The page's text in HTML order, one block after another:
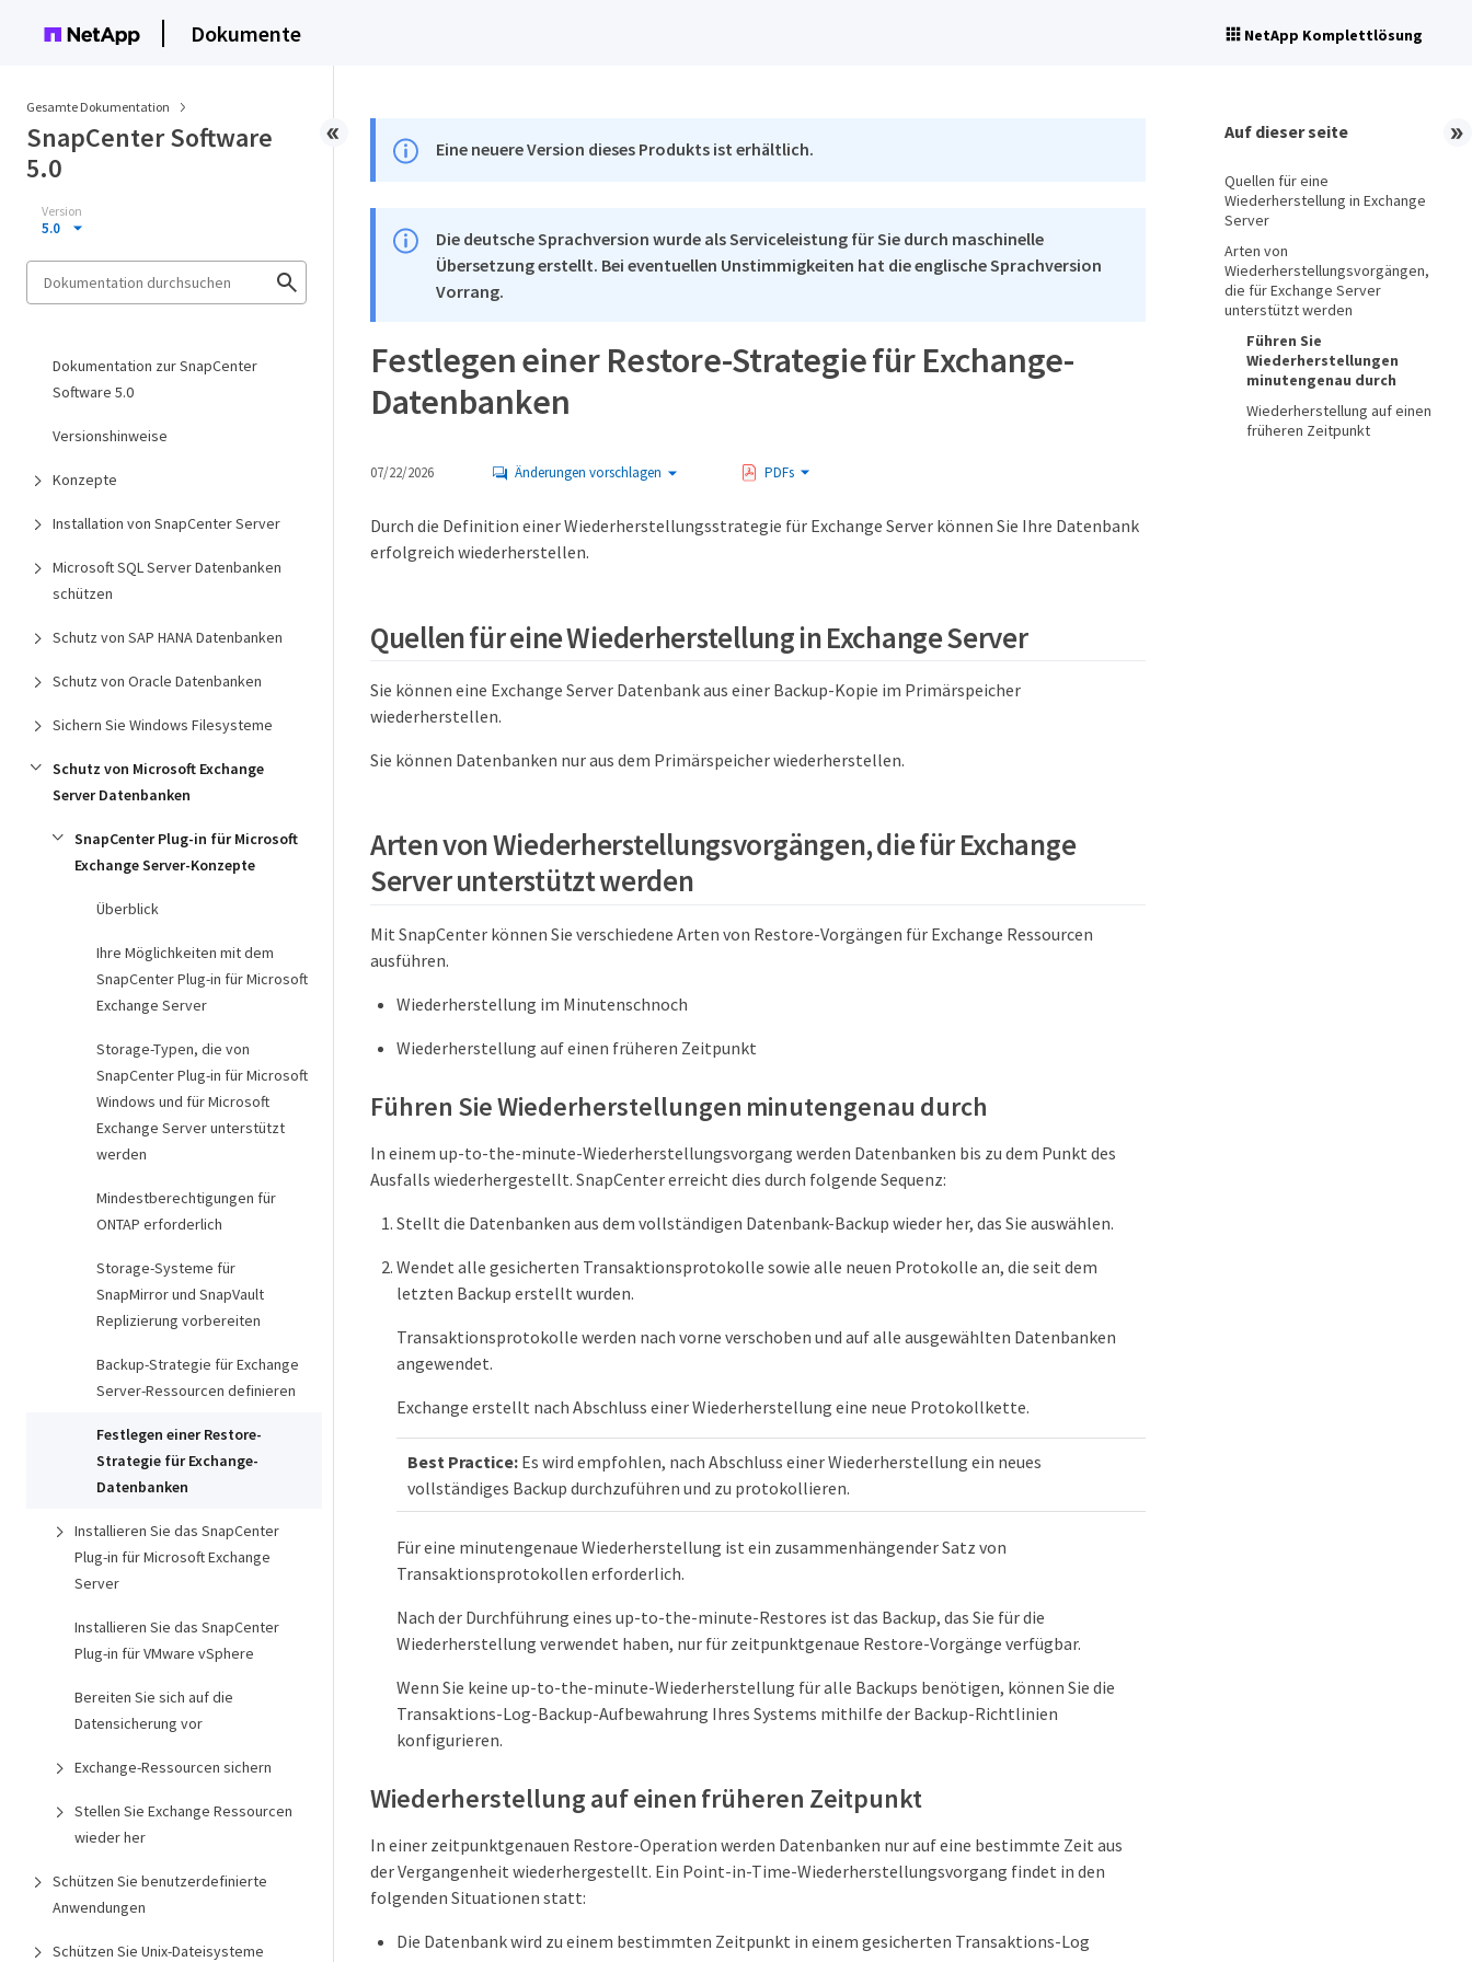
Dokumente NetApp Komplettlösung
Gesamte Dokumentation
SnapCenter Software
5.0
Version
5.0
Dokumentation zur SnapCenter
Software 5.0
Versionshinweise
Konzepte
Installation von SnapCenter Server
Microsoft SQL Server Datenbanken
schützen
Schutz von SAP HANA Datenbanken
Schutz von Oracle Datenbanken
Sichern Sie Windows Filesysteme
Schutz von Microsoft Exchange
Server Datenbanken
SnapCenter Plug-in für Microsoft
Exchange Server-Konzepte
Überblick
Ihre Möglichkeiten mit dem
SnapCenter Plug-in für Microsoft
Exchange Server
Storage-Typen, die von
SnapCenter Plug-in für Microsoft
Windows und für Microsoft
Exchange Server unterstützt
werden
Mindestberechtigungen für
ONTAP erforderlich
Storage-Systeme für
SnapMirror und SnapVault
Replizierung vorbereiten
Backup-Strategie für Exchange
Server-Ressourcen definieren
Festlegen einer Restore-
Strategie für Exchange-
Datenbanken
Installieren Sie das SnapCenter
Plug-in für Microsoft Exchange
Server
Installieren Sie das SnapCenter
Plug-in für VMware vSphere
Bereiten Sie sich auf die
Datensicherung vor
Exchange-Ressourcen sichern
Stellen Sie Exchange Ressourcen
wieder her
Schützen Sie benutzerdefinierte
Anwendungen
Schützen Sie Unix-Dateisysteme
Eine neuere Version dieses Produkts ist erhältlich.
Die deutsche Sprachversion wurde als Serviceleistung für Sie durch maschinelle
Übersetzung erstellt. Bei eventuellen Unstimmigkeiten hat die englische Sprachversion
Vorrang.
Festlegen einer Restore-Strategie für Exchange-
Datenbanken
07/22/2026 Änderungen vorschlagen PDFs
Durch die Definition einer Wiederherstellungsstrategie für Exchange Server können Sie Ihre Datenbank
erfolgreich wiederherstellen.
Quellen für eine Wiederherstellung in Exchange Server
Sie können eine Exchange Server Datenbank aus einer Backup-Kopie im Primärspeicher
wiederherstellen.
Sie können Datenbanken nur aus dem Primärspeicher wiederherstellen.
Arten von Wiederherstellungsvorgängen, die für Exchange
Server unterstützt werden
Mit SnapCenter können Sie verschiedene Arten von Restore-Vorgängen für Exchange Ressourcen
ausführen.
Wiederherstellung im Minutenschnoch
Wiederherstellung auf einen früheren Zeitpunkt
Führen Sie Wiederherstellungen minutengenau durch
In einem up-to-the-minute-Wiederherstellungsvorgang werden Datenbanken bis zu dem Punkt des
Ausfalls wiederhergestellt. SnapCenter erreicht dies durch folgende Sequenz:
Stellt die Datenbanken aus dem vollständigen Datenbank-Backup wieder her, das Sie auswählen.
Wendet alle gesicherten Transaktionsprotokolle sowie alle neuen Protokolle an, die seit dem
letzten Backup erstellt wurden.
Transaktionsprotokolle werden nach vorne verschoben und auf alle ausgewählten Datenbanken
angewendet.
Exchange erstellt nach Abschluss einer Wiederherstellung eine neue Protokollkette.
Best Practice:Es wird empfohlen, nach Abschluss einer Wiederherstellung ein neues
vollständiges Backup durchzuführen und zu protokollieren.
Für eine minutengenaue Wiederherstellung ist ein zusammenhängender Satz von
Transaktionsprotokollen erforderlich.
Nach der Durchführung eines up-to-the-minute-Restores ist das Backup, das Sie für die
Wiederherstellung verwendet haben, nur für zeitpunktgenaue Restore-Vorgänge verfügbar.
Wenn Sie keine up-to-the-minute-Wiederherstellung für alle Backups benötigen, können Sie die
Transaktions-Log-Backup-Aufbewahrung Ihres Systems mithilfe der Backup-Richtlinien
konfigurieren.
Wiederherstellung auf einen früheren Zeitpunkt
In einer zeitpunktgenauen Restore-Operation werden Datenbanken nur auf eine bestimmte Zeit aus
der Vergangenheit wiederhergestellt. Ein Point-in-Time-Wiederherstellungsvorgang findet in den
folgenden Situationen statt:
Die Datenbank wird zu einem bestimmten Zeitpunkt in einem gesicherten Transaktions-Log
Auf dieser seite
Quellen für eine
Wiederherstellung in Exchange
Server
Arten von
Wiederherstellungsvorgängen,
die für Exchange Server
unterstützt werden
Führen Sie
Wiederherstellungen
minutengenau durch
Wiederherstellung auf einen
früheren Zeitpunkt